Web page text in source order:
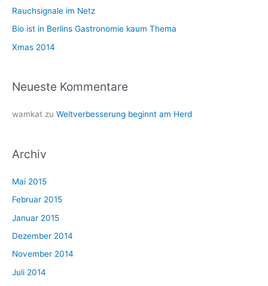
a
Rauchsignale im Netz
Bio ist in Berlins Gastronomie kaum Thema
Xmas 2014
Neueste Kommentare
wamkat zu Weltverbesserung beginnt am Herd
Archiv
Mai 2015
Februar 2015
Januar 2015
Dezember 2014
November 2014
Juli 2014